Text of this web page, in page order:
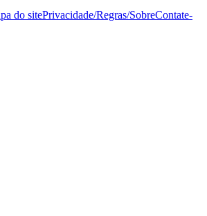
do sitePrivacidade/Regras/SobreContate-